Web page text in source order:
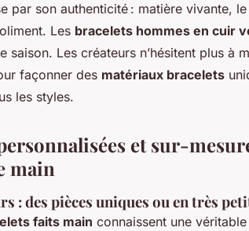
par son authenticité : matière vivante, le
Les bracelets hommes en cuir
saison. Les créateurs n’hésitent plus à
façonner des matériaux bracelets
les styles.
et sur-
main
: des pièces uniques ou en très
faits main connaissent une